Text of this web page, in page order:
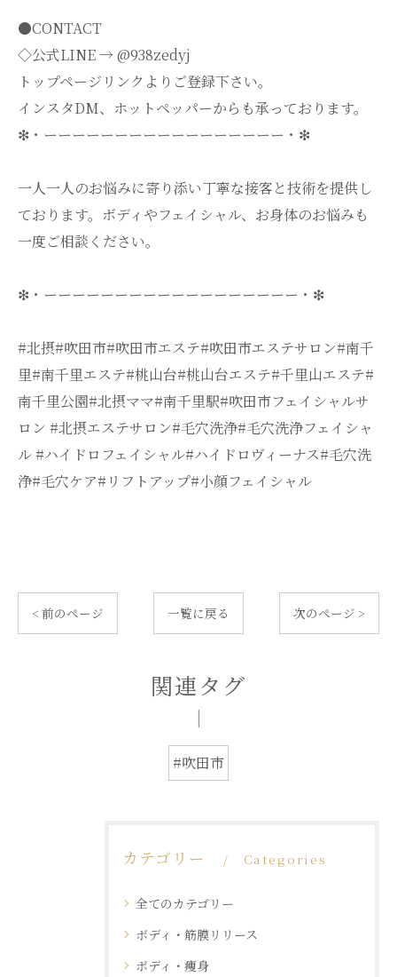
●CONTACT
◇公式LINE → @938zedyj
トップページリンクよりご登録下さい。
インスタDM、ホットペッパーからも承っております。
❇・ーーーーーーーーーーーーーーーーー・❇
一人一人のお悩みに寄り添い丁寧な接客と技術を提供し
ております。ボディやフェイシャル、お身体のお悩みも
一度ご相談ください。
❇・ーーーーーーーーーーーーーーーーーー・❇
#北摂#吹田市#吹田市エステ#吹田市エステサロン#南千
里#南千里エステ#桃山台#桃山台エステ#千里山エステ#
南千里公園#北摂ママ#南千里駅#吹田市フェイシャルサ
ロン #北摂エステサロン#毛穴洗浄#毛穴洗浄フェイシャ
ル #ハイドロフェイシャル#ハイドロヴィーナス#毛穴洗
浄#毛穴ケア#リフトアップ#小顔フェイシャル
< 前のページ 一覧に戻る 次のページ >
関連タグ
#吹田市
カテゴリー Categories
全てのカテゴリー
ボディ・筋膜リリース
ボディ・痩身